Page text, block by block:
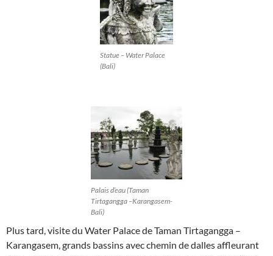
Statue – Water Palace
(Bali)
Palais d’eau (Taman
Tirtagangga –Karangasem-
Bali)
Plus tard, visite du Water Palace de Taman Tirtagangga –
Karangasem, grands bassins avec chemin de dalles affleurant